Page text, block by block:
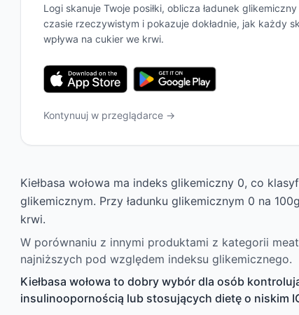
Logi skanuje Twoje posiłki, oblicza ładunek
czasie rzeczywistym i pokazuje dokładnie, jak każdy
wpływa na cukier we krwi.
Kontynuuj w przeglądarce →
Kiełbasa wołowa ma indeks glikemiczny 0, co
glikemicznym. Przy ładunku glikemicznym 0 na
krwi.
W porównaniu z innymi produktami z kategorii
najniższych pod względem indeksu glikemicznego.
Kiełbasa wołowa to dobry wybór dla osób
insulinoopornością lub stosujących dietę o niskim